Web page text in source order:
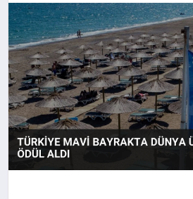
TEKNOLOJI
MAGAZIN
YAŞAM